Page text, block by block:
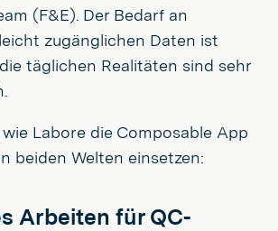
(F&E). Der Bedarf an
zugänglichen Daten ist
täglichen Realitäten sind sehr
Labore die Composable App
beiden Welten einsetzen:
Arbeiten für QC-